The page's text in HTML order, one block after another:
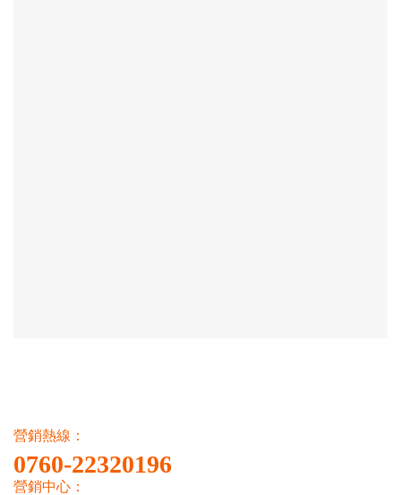
營銷熱線：
0760-22320196
營銷中心：